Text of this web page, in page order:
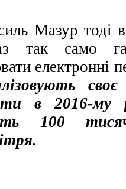
Мазур тоді
так само
електронні
в 2016-му
100